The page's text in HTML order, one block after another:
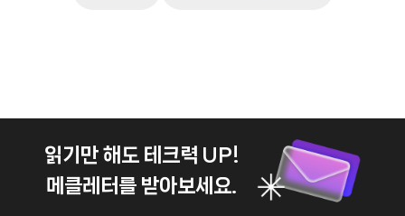
읽기만 해도 테크력 UP!
메클레터를 받아보세요.